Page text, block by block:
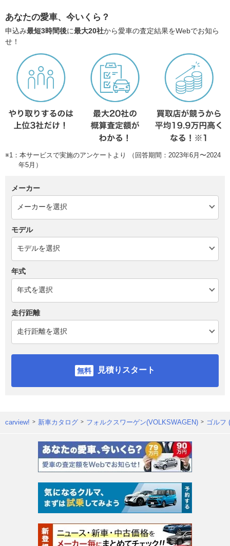
あなたの愛車、今いくら？
申込み最短3時間後に最大20社から愛車の査定結果をWebでお知ら
せ！
※1：本サービスで実施のアンケートより （回答期間：2023年6月〜2024
年5月）
メーカー
モデル
年式
走行距離
見積りスタート
carview! 新車カタログ フォルクスワーゲン(VOLKSWAGEN) ゴルフ